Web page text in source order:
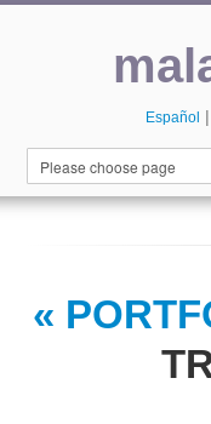
Español |
«